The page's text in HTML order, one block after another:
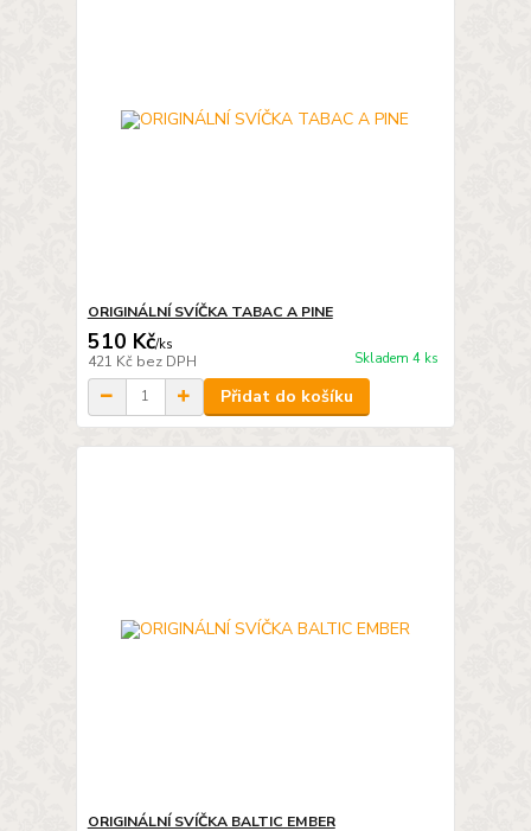
ORIGINÁLNÍ SVÍČKA TABAC A PINE
510 Kč/ks
421 Kč bez DPH Skladem 4 ks
Přidat do košíku
ORIGINÁLNÍ SVÍČKA BALTIC EMBER